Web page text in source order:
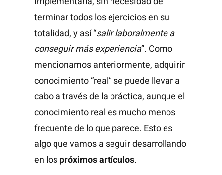
terminar todos los ejercicios en su
totalidad, y así “salir laboralmente a
conseguir más experiencia”. Como
mencionamos anteriormente, adquirir
conocimiento “real” se puede llevar a
cabo a través de la práctica, aunque el
conocimiento real es mucho menos
frecuente de lo que parece. Esto es
algo que vamos a seguir desarrollando
en lospróximosartículos.